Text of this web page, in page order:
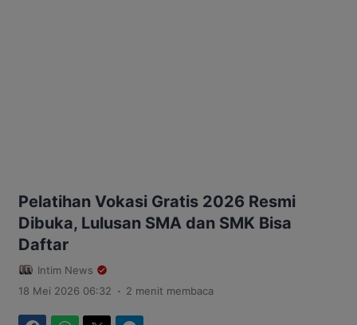
Pelatihan Vokasi Gratis 2026 Resmi
Dibuka, Lulusan SMA dan SMK Bisa
Daftar
Intim News
18 Mei 2026 06:32 . 2 menit membaca